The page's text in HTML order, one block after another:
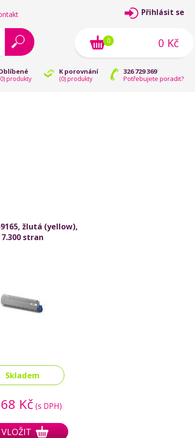
0) produkty
K porovnání
(0) produkty
326 729 369
Potřebujete poradit?
Přihlásit se
0 Kč
0
žlutá (yellow),
7.300 stran
Skladem
Kč (s DPH)
VLOŽIT